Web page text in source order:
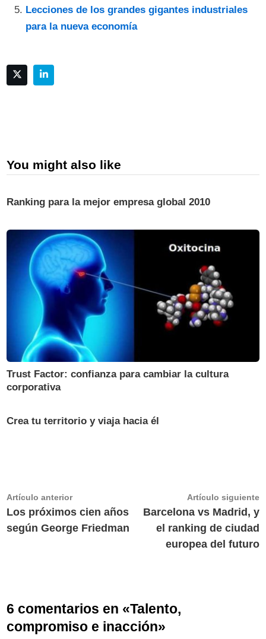
Lecciones de los grandes gigantes industriales
para la nueva economía
You might also like
Ranking para la mejor empresa global 2010
Trust Factor: confianza para cambiar la cultura
corporativa
Crea tu territorio y viaja hacia él
Navegación
de
entradas
Artículo anteriorArtículo
anterior:
Los próximos cien años
según George Friedman
Artículo siguiente
Barcelona vs Madrid, y
el ranking de ciudad
europea del futuro
6 comentarios en «Talento,
compromiso e inacción»